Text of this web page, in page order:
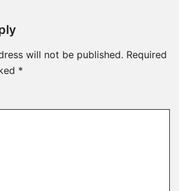
will not be published. Required
*